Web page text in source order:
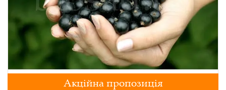
Акційна пропозиція